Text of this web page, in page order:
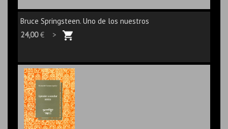
Bruce Springsteen. Uno de los nuestros
24,00€ >